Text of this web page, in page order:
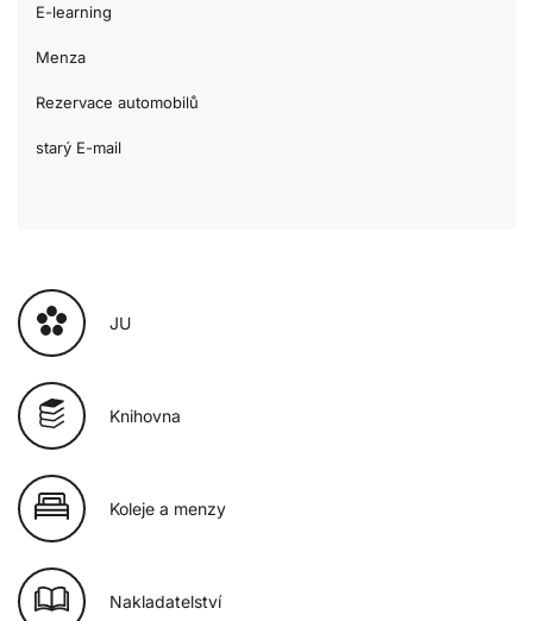
E-learning
Menza
Rezervace automobilů
starý E-mail
JU
Knihovna
Koleje a menzy
Nakladatelství